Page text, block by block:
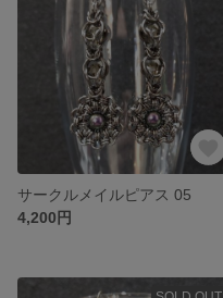
サークルメイルピアス 05
4,200円